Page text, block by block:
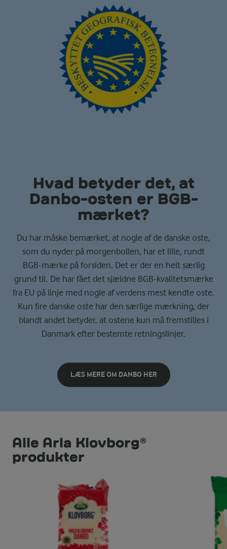
Hvad betyder det, at
Danbo-osten er BGB-
mærket?
Du har måske bemærket, at nogle af de danske oste,
som du nyder på morgenbollen, har et lille, rundt
BGB-mærke på forsiden. Det er der en helt særlig
grund til. De har fået det sjældne BGB-kvalitetsmærke
fra EU på linje med nogle af verdens mest kendte oste.
Kun fire danske oste har den særlige mærkning, der
blandt andet betyder, at ostene kun må fremstilles i
Danmark efter bestemte retningslinjer.
LÆS MERE OM DANBO HER
Alle Arla Klovborg®
produkter